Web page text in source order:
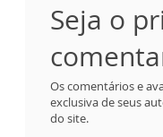
Seja o
Os comentários e
exclusiva de seus
do site.